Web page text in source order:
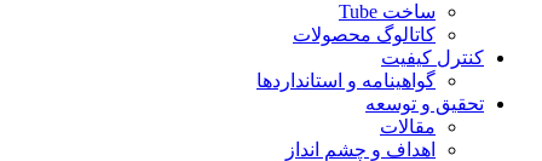
ساخت Tube
کاتالوگ محصولات
کنترل کیفیت
گواهينامه و استانداردها
تحقيق و توسعه
مقالات
اهداف و چشم انداز